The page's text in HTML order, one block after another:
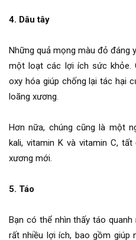
4. Dâu tây
Những quả mọng màu đỏ đáng
một loạt các lợi ích sức khỏe.
oxy hóa giúp chống lại tác hại
loãng xương.
Hơn nữa, chúng cũng là một
kali, vitamin K và vitamin C,
xương mới.
5. Táo
Bạn có thể nhìn thấy táo
rất nhiều lợi ích, bao gồm giúp